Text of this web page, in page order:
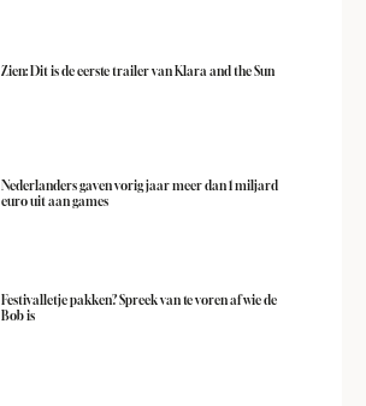
Zien: Dit is de eerste trailer van Klara and the Sun
Nederlanders gaven vorig jaar meer dan 1 miljard
euro uit aan games
Festivalletje pakken? Spreek van te voren af wie de
Bob is